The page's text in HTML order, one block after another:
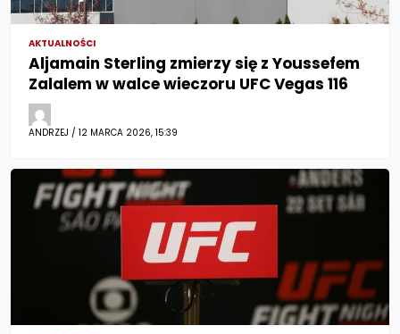
AKTUALNOŚCI
Aljamain Sterling zmierzy się z Youssefem
Zalalem w walce wieczoru UFC Vegas 116
ANDRZEJ / 12 MARCA 2026, 15:39